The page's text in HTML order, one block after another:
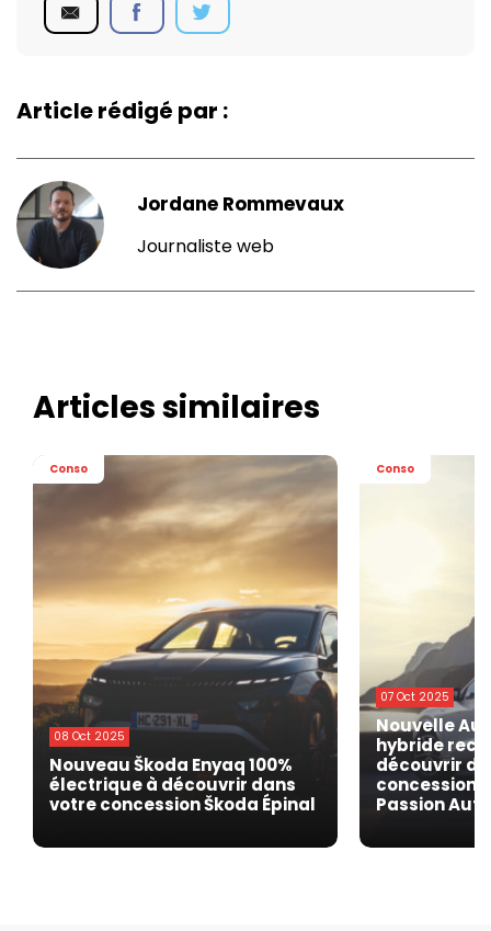
Article rédigé par :
Jordane Rommevaux
Journaliste web
Articles similaires
Conso
08 Oct 2025
Nouveau Škoda Enyaq 100%
électrique à découvrir dans
votre concession Škoda Épinal
Conso
07 Oct 2025
Nouvelle
hybride
découvrir
concession
Passion